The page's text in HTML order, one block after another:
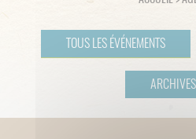
TOUS LES ÉVÉNEMENTS
ARCHIVES